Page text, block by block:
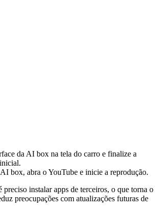
da AI box na tela do carro e finalize a
box, abra o YouTube e inicie a reprodução.
preciso instalar apps de terceiros, o que torna o
preocupações com atualizações futuras de